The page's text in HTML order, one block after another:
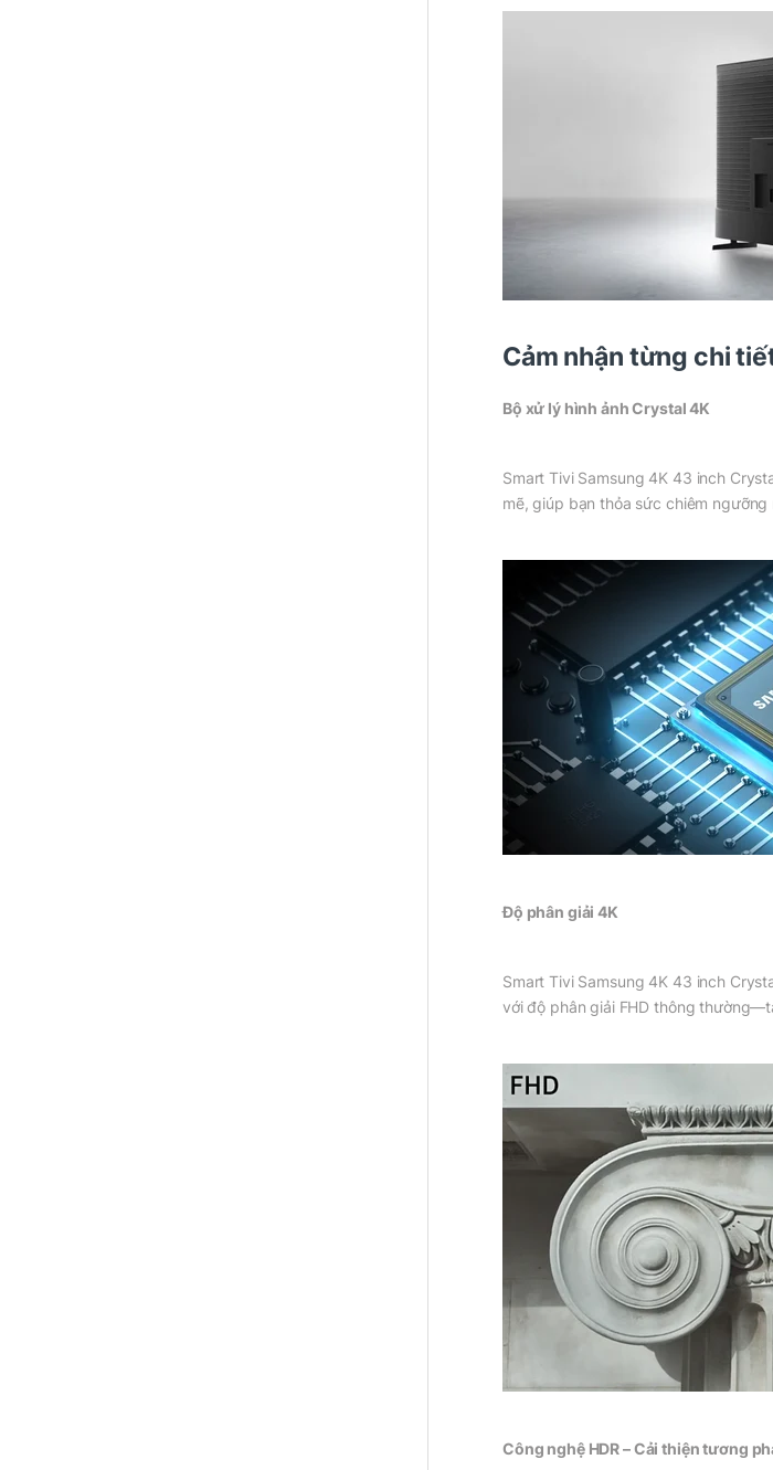
Cảm nhận từng chi
Bộ xử lý hình ảnh Crystal 4K
Smart Tivi Samsung 4K 43 inch
mẽ, giúp bạn thỏa sức chiêm
Độ phân giải 4K
Smart Tivi Samsung 4K 43 inch
với độ phân giải FHD thông
Công nghệ HDR – Cải thiện tương